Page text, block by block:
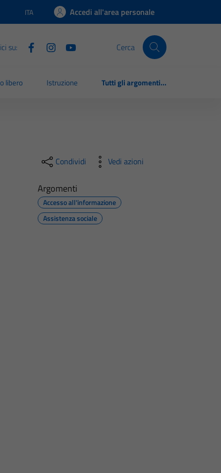
Lingua attiva:
ITA Accedi all'area personale
su: Cerca
libero Istruzione Tutti gli argomenti...
Condividi Vedi azioni
Argomenti
Accesso all'informazione
Assistenza sociale